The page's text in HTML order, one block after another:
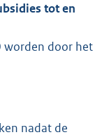
tot en
worden door het
nadat de